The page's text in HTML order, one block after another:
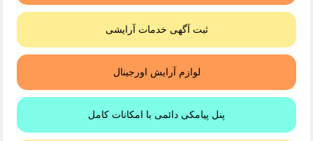
ثبت آگهی خدمات آرایشی
لوازم آرایش اورجینال
پنل پیامکی دائمی با امکانات کامل